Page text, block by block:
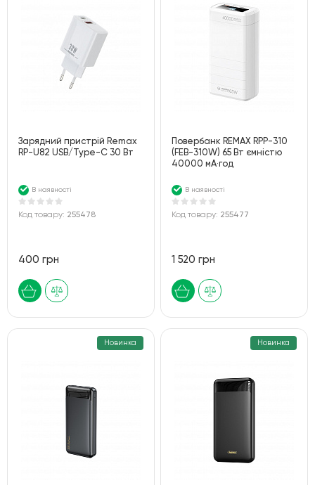
Зарядний пристрій Remax
RP-U82 USB/Type-C 30 Вт
В наявності
Код товару: 255478
400 грн
Повербанк REMAX RPP-310
(FEB-310W) 65 Вт ємністю
40000 мА·год
В наявності
Код товару: 255477
1 520 грн
Новинка Новинка